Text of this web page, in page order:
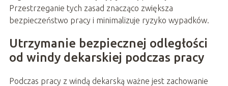
Przestrzeganie tych zasad znacząco zwiększa
bezpieczeństwo pracy i minimalizuje ryzyko wypadków.
Utrzymanie bezpiecznej odległości
od windy dekarskiej podczas pracy
Podczas pracy z windą dekarską ważne jest zachowanie